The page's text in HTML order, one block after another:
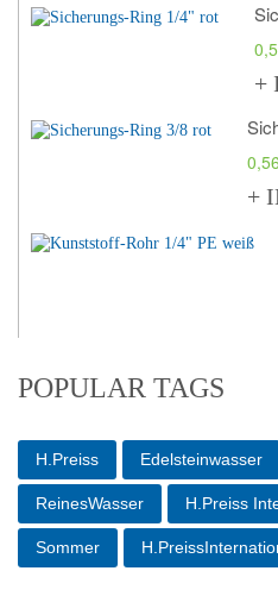
+
+
POPULAR TAGS
H.Preiss Edelsteinwasser
ReinesWasser H.Preiss
Sommer